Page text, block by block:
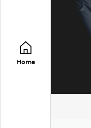
Home